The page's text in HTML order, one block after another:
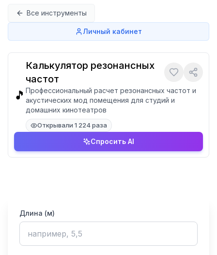
Все инструменты
Личный кабинет
🎵
Калькулятор резонансных
частот
Профессиональный расчет резонансных частот и
акустических мод помещения для студий и
домашних кинотеатров
Открывали 1 224 раза
Спросить AI
Длина (м)